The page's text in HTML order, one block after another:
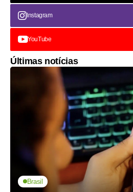
Instagram
YouTube
Últimas notícias
Brasil